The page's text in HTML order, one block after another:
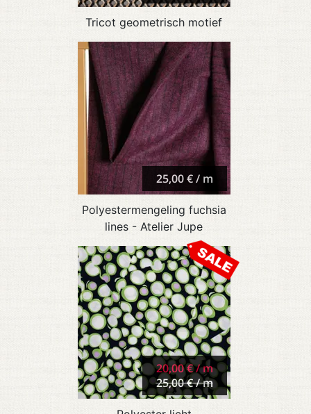
Tricot geometrisch motief
25,00 € / m
Polyestermengeling fuchsia
lines - Atelier Jupe
20,00 € / m
25,00 € / m